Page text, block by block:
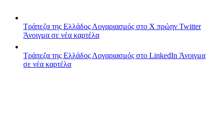
Τράπεζα της Ελλάδος Λογαριασμός στο X πρώην Twitter
Άνοιγμα σε νέα καρτέλα
Τράπεζα της Ελλάδος Λογαριασμός στο LinkedIn Άνοιγμα
σε νέα καρτέλα